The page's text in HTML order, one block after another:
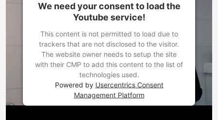
We need your consent to load the
Youtube service!
This content is not permitted to load due to
trackers that are not disclosed to the visitor.
The website owner needs to setup the site
with their CMP to add this content to the list of
technologies used.
Powered by Usercentrics Consent
Management Platform